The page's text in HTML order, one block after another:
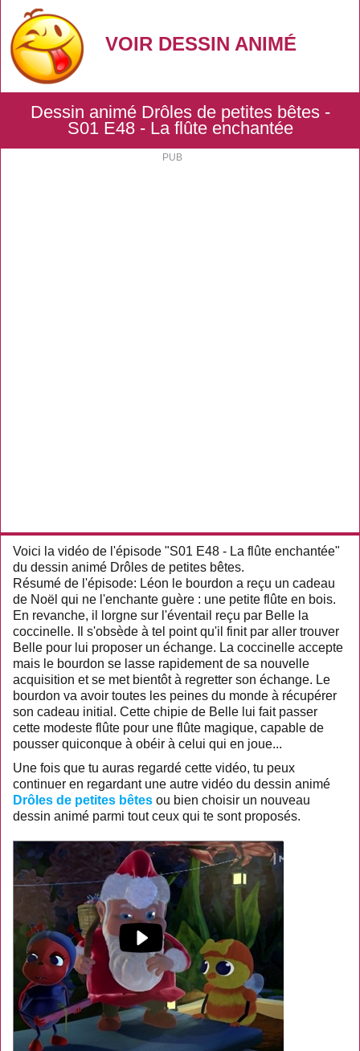
VOIR DESSIN ANIMÉ
Dessin animé Drôles de petites bêtes -
S01 E48 - La flûte enchantée
Voici la vidéo de l'épisode "S01 E48 - La flûte enchantée"
du dessin animé Drôles de petites bêtes.
Résumé de l'épisode: Léon le bourdon a reçu un cadeau
de Noël qui ne l'enchante guère : une petite flûte en bois.
En revanche, il lorgne sur l'éventail reçu par Belle la
coccinelle. Il s'obsède à tel point qu'il finit par aller trouver
Belle pour lui proposer un échange. La coccinelle accepte
mais le bourdon se lasse rapidement de sa nouvelle
acquisition et se met bientôt à regretter son échange. Le
bourdon va avoir toutes les peines du monde à récupérer
son cadeau initial. Cette chipie de Belle lui fait passer
cette modeste flûte pour une flûte magique, capable de
pousser quiconque à obéir à celui qui en joue...
Une fois que tu auras regardé cette vidéo, tu peux
continuer en regardant une autre vidéo du dessin animé
Drôles de petites bêtes ou bien choisir un nouveau
dessin animé parmi tout ceux qui te sont proposés.